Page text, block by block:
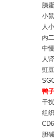
胰
小
人
丙
中
人
豇
鸭
干
组
胆